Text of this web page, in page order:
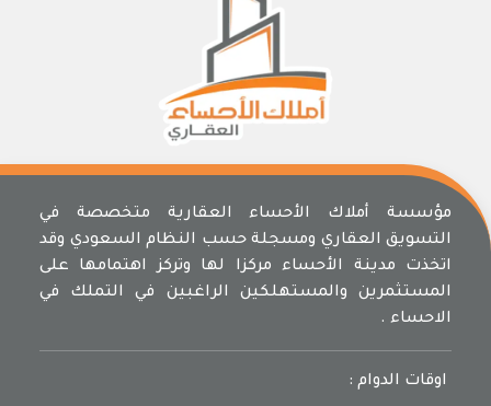
مؤسسة أملاك الأحساء العقارية متخصصة في
التسويق العقاري ومسجلة حسب النظام السعودي وقد
اتخذت مدينة الأحساء مركزا لها وتركز اهتمامها على
المستثمرين والمستهلكين الراغبين في التملك في
الاحساء .
اوقات الدوام :